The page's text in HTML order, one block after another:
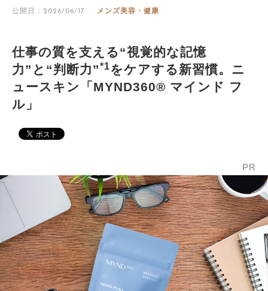
公開日：2026/06/17 メンズ美容・健康
仕事の質を支える“視覚的な記憶
力”と“判断力”*1をケアする新習慣。ニ
ュースキン「MYND360® マインド フ
ル」
PR